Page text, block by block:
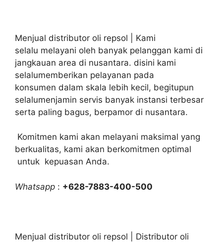
Menjual distributor oli repsol | Kami
selalu melayani oleh banyak pelanggan kami di
jangkauan area di nusantara. disini kami
selalumemberikan pelayanan pada
konsumen dalam skala lebih kecil, begitupun
selalumenjamin servis banyak instansi terbesar
serta paling bagus, berpamor di nusantara.
Komitmen kami akan melayani maksimal yang
berkualitas, kami akan berkomitmen optimal
untuk kepuasan Anda.
Whatsapp : +628-7883-400-500
Menjual distributor oli repsol | Distributor oli